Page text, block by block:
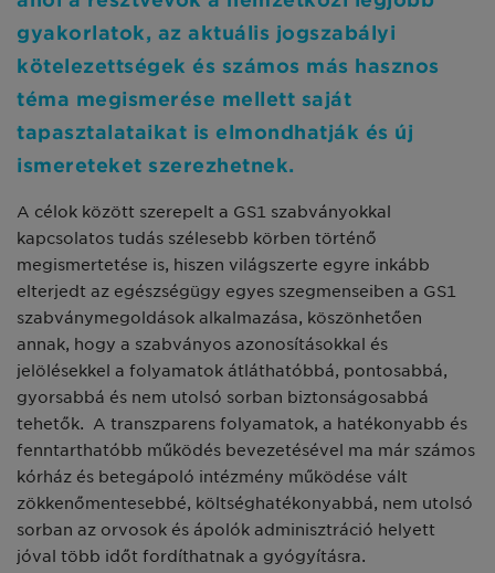
gyakorlatok, az aktuális jogszabályi
kötelezettségek és számos más hasznos
téma megismerése mellett saját
tapasztalataikat is elmondhatják és új
ismereteket szerezhetnek.
A célok között szerepelt a GS1 szabványokkal
kapcsolatos tudás szélesebb körben történő
megismertetése is, hiszen világszerte egyre inkább
elterjedt az egészségügy egyes szegmenseiben a GS1
szabványmegoldások alkalmazása, köszönhetően
annak, hogy a szabványos azonosításokkal és
jelölésekkel a folyamatok átláthatóbbá, pontosabbá,
gyorsabbá és nem utolsó sorban biztonságosabbá
tehetők. A transzparens folyamatok, a hatékonyabb és
fenntarthatóbb működés bevezetésével ma már számos
kórház és betegápoló intézmény működése vált
zökkenőmentesebbé, költséghatékonyabbá, nem utolsó
sorban az orvosok és ápolók adminisztráció helyett
jóval több időt fordíthatnak a gyógyításra.